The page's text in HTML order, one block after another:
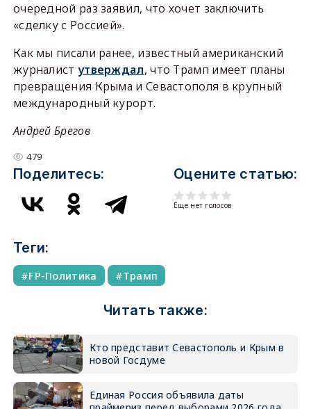
очередной раз заявил, что хочет заключить
«сделку с Россией».
Как мы писали ранее, известный американский
журналист утверждал, что Трамп имеет планы
превращения Крыма и Севастополя в крупный
международный курорт.
Андрей Брегов
479
Поделитесь: Оцените статью:
Еще нет голосов
Теги:
FP-Политика Трамп
Читать также:
Кто представит Севастополь и Крым в
новой Госдуме
Единая Россия объявила даты